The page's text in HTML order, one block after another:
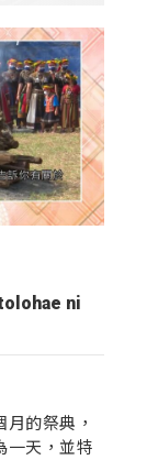
ni
的祭典，
一天，並特